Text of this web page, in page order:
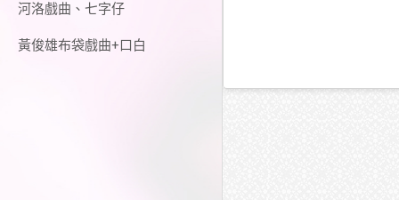
河洛戲曲、七字仔
黃俊雄布袋戲曲+口白